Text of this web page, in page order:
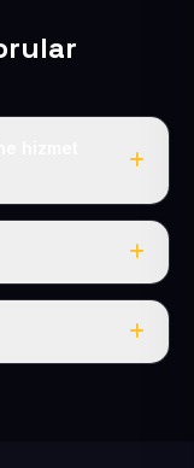
ve Talas
dahil.